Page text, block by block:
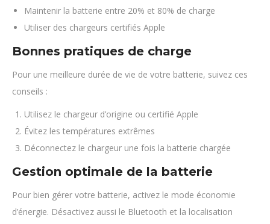
Maintenir la batterie entre 20% et 80% de charge
Utiliser des chargeurs certifiés Apple
Bonnes pratiques de charge
Pour une meilleure durée de vie de votre batterie, suivez ces
conseils :
Utilisez le chargeur d’origine ou certifié Apple
Évitez les températures extrêmes
Déconnectez le chargeur une fois la batterie chargée
Gestion optimale de la batterie
Pour bien gérer votre batterie, activez le mode économie
d’énergie. Désactivez aussi le Bluetooth et la localisation